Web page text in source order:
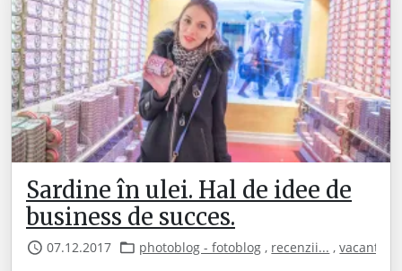
Sardine în ulei. Hal de idee de
business de succes.
07.12.2017 photoblog - fotoblog , recenzii... ,vacanta